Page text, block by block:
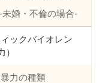
婚・不倫の場合-
ックバイオレン
）
力の種類